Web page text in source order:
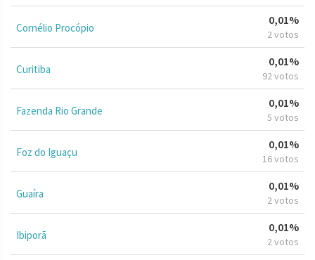
Cornélio Procópio
0,01%
2 votos
Curitiba
0,01%
92 votos
Fazenda Rio Grande
0,01%
5 votos
Foz do Iguaçu
0,01%
16 votos
Guaíra
0,01%
2 votos
Ibiporã
0,01%
2 votos